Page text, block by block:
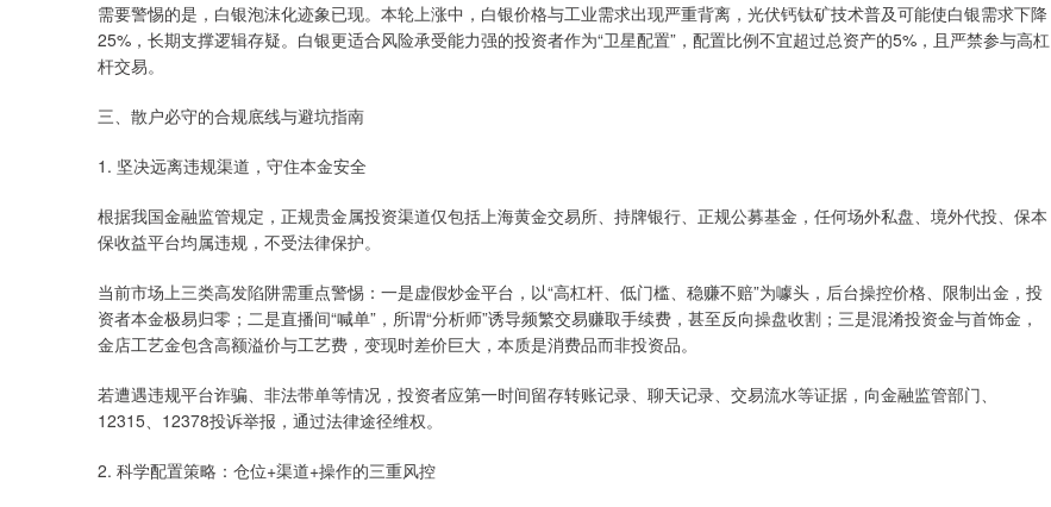
需要警惕的是，白银泡沫化迹象已现。本轮上涨中，白银价格与工业需求出现严重背离，光伏钙钛矿技术普及可能使白银需求下降
25%，长期支撑逻辑存疑。白银更适合风险承受能力强的投资者作为“卫星配置”，配置比例不宜超过总资产的5%，且严禁参与高杠
杆交易。
三、散户必守的合规底线与避坑指南
1. 坚决远离违规渠道，守住本金安全
根据我国金融监管规定，正规贵金属投资渠道仅包括上海黄金交易所、持牌银行、正规公募基金，任何场外私盘、境外代投、保本
保收益平台均属违规，不受法律保护。
当前市场上三类高发陷阱需重点警惕：一是虚假炒金平台，以“高杠杆、低门槛、稳赚不赔”为噱头，后台操控价格、限制出金，投
资者本金极易归零；二是直播间“喊单”，所谓“分析师”诱导频繁交易赚取手续费，甚至反向操盘收割；三是混淆投资金与首饰金，
金店工艺金包含高额溢价与工艺费，变现时差价巨大，本质是消费品而非投资品。
若遭遇违规平台诈骗、非法带单等情况，投资者应第一时间留存转账记录、聊天记录、交易流水等证据，向金融监管部门、
12315、12378投诉举报，通过法律途径维权。
2. 科学配置策略：仓位+渠道+操作的三重风控